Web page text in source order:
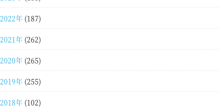
2022年 (187)
2021年 (262)
2020年 (265)
2019年 (255)
2018年 (102)